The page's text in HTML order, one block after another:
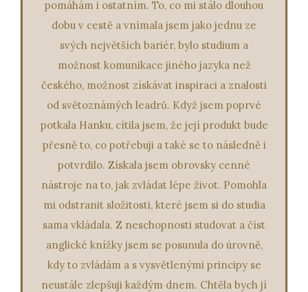
pomáhám i ostatním. To, co mi stálo dlouhou
dobu v cestě a vnímala jsem jako jednu ze
svých největších bariér, bylo studium a
možnost komunikace jiného jazyka než
českého, možnost získávat inspiraci a znalosti
od světoznámých leadrů. Když jsem poprvé
potkala Hanku, cítila jsem, že její produkt bude
přesně to, co potřebuji a také se to následně i
potvrdilo. Získala jsem obrovsky cenné
nástroje na to, jak zvládat lépe život. Pomohla
mi odstranit složitosti, které jsem si do studia
sama vkládala. Z neschopnosti studovat a číst
anglické knížky jsem se posunula do úrovně,
kdy to zvládám a s vysvětlenými principy se
neustále zlepšuji každým dnem. Chtěla bych jí